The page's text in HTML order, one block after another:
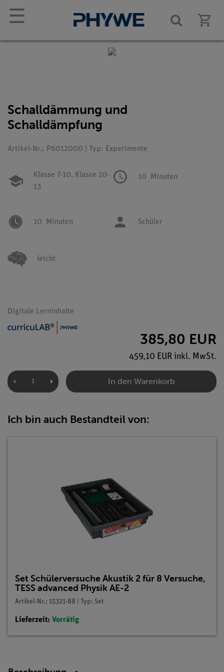
☰
Schalldämmung und
Schalldämpfung
Artikel-Nr.: P6012000 | Typ: Experimente
Klasse 7-10, Klasse 10-
13
10 Minuten
10 Minuten Schüler
leicht
Digitale Lerninhalte
385,80 EUR
459,10 EUR inkl. MwSt.
In den Warenkorb
Ich bin auch Bestandteil von:
Set Schülerversuche Akustik 2 für 8 Versuche,
TESS advanced Physik AE-2
Artikel-Nr.: 15321-88 | Typ: Set
Lieferzeit: Vorrätig